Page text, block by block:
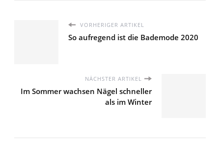
VORHERIGER ARTIKEL
So aufregend ist die Bademode 2020
NÄCHSTER ARTIKEL
Im Sommer wachsen Nägel schneller
als im Winter